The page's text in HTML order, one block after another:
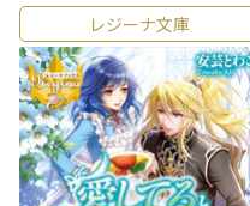
レジーナ文庫